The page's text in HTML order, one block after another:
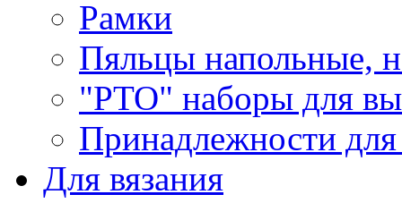
Рамки
Пяльцы напольные,
"РТО" наборы для
Принадлежности
Для вязания